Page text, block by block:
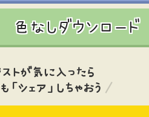
色なしダウンロード
ストが気に入ったら
「シェア」しちゃおう